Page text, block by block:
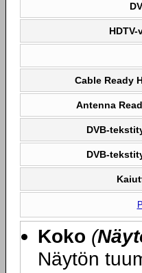
Cable Ready
Antenna
DVB-
DVB-
Koko (
Näytön